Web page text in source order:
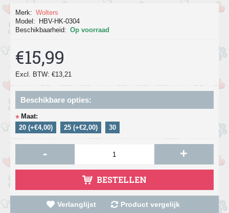
Merk: Wolters
Model:
HBV-HK-0304
Beschikbaarheid: Op voorraad
€15,99
Excl. BTW: €13,21
Beschikbare opties:
* Maat:
20 (+€4,00)
25 (+€2,00) 30
- +
BESTELLEN
Verlanglijst Product vergelijk